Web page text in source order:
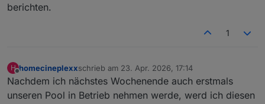
berichten.
1
H
Offline
homecineplexxschrieb am 23. Apr. 2026, 17:14
zuletzt editiert von
Nachdem ich nächstes Wochenende auch erstmals
unseren Pool in Betrieb nehmen werde, werd ich diesen